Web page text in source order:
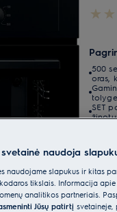
500
oras,
SET
svetainė naudoja
naudojame slapukus ir kitas
tikslais. Informacija apie
analitikos partneriais.
Jūsų patirtį svetainėje,